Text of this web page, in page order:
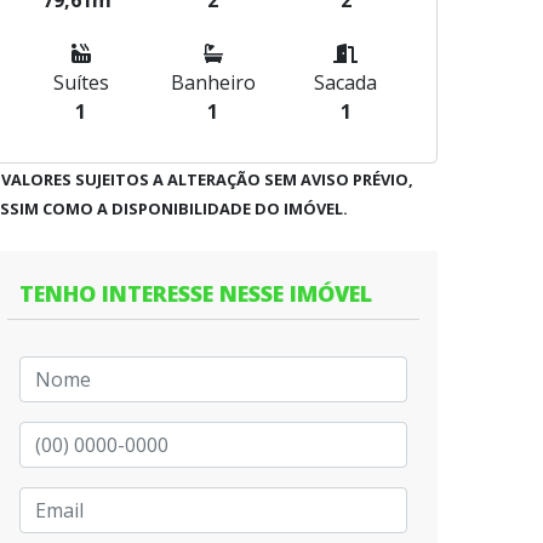
Suítes
1
Banheiro
1
Sacada
1
SUJEITOS A ALTERAÇÃO SEM AVISO PRÉVIO,
COMO A DISPONIBILIDADE DO IMÓVEL.
TENHO INTERESSE NESSE IMÓVEL